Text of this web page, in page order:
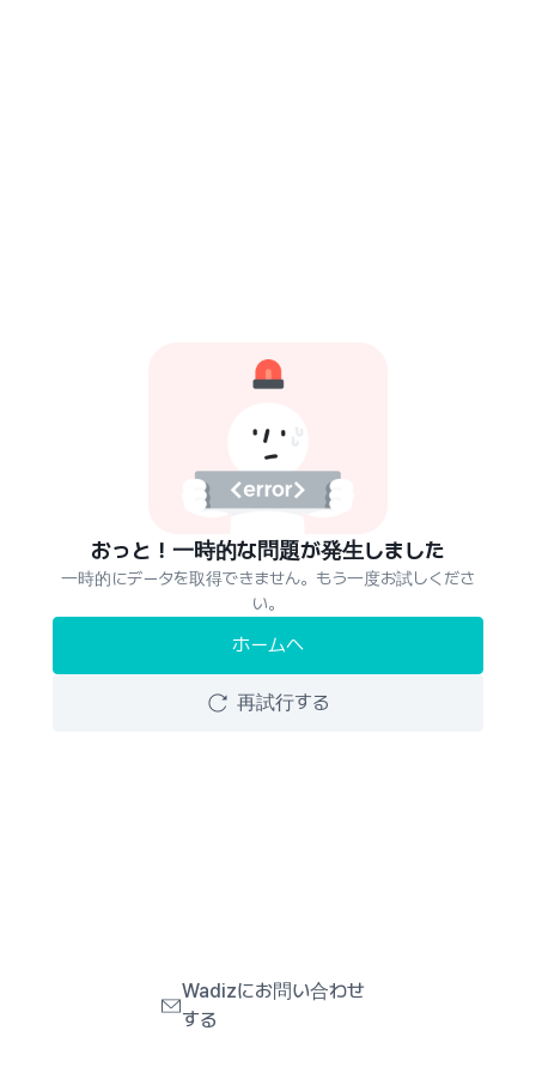
おっと！一時的な問題が発生しました
一時的にデータを取得できません。もう一度お試しくださ
い。
ホームへ
再試行する
Wadizにお問い合わせ
する